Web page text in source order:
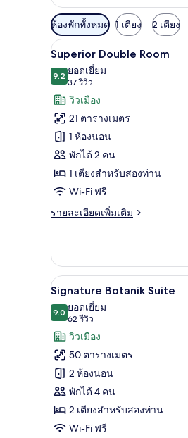
ตัว
กรอง
ที่
มี
ให้
สำหรับ
ห้อง
พัก
ห้องพักทั้งหมด 1 เตียง 2 เตียง
เปิด
ภาพถ่าย
ทั้งหมด
ของ
Superior
Double
Room
7
Superior Double Room
9.29.2 จาก 10
ยอดเยี่ยม
37 รีวิว
(37
รีวิว)
วิวเมือง
21 ตารางเมตร
1 ห้องนอน
พักได้ 2 คน
1 เตียงสำหรับสองท่าน
Wi-Fi ฟรี
รายละเอียดเพิ่มเติม
ราย
เกี่ยว
กับ
Superior
Double
Room
เปิด
ภาพถ่าย
ทั้งหมด
ของ
Signature
Botanik
Suite
12
Signature Botanik Suite
9.09.0 จาก 10
ยอดเยี่ยม
62 รีวิว
(62
รีวิว)
วิวเมือง
50 ตารางเมตร
2 ห้องนอน
พักได้ 4 คน
2 เตียงสำหรับสองท่าน
Wi-Fi ฟรี